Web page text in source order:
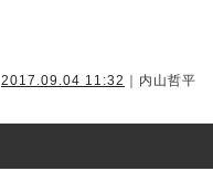
2017.09.04 11:32 ｜内山哲平